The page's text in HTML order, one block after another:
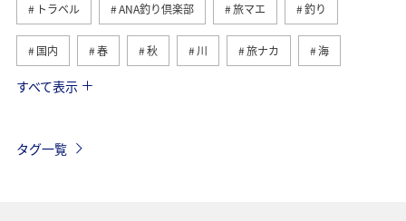
トラベル ANA釣り倶楽部 旅マエ 釣り
国内 春 秋 川 旅ナカ 海
北海道
すべて表示
タグ一覧